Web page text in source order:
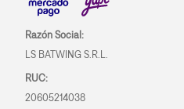
Razón Social:
LS BATWING S.R.L.
RUC:
20605214038